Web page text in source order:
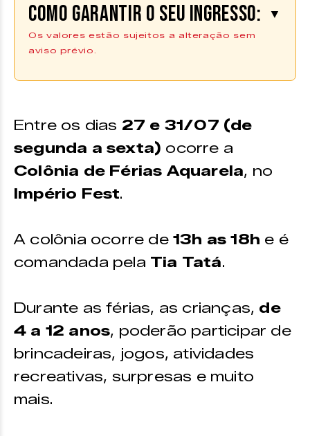
Como garantir o seu ingresso: ▼
Os valores estão sujeitos a alteração sem
aviso prévio.
Entre os dias 27 e 31/07 (de
segunda a sexta) ocorre a
Colônia de Férias Aquarela, no
Império Fest.
A colônia ocorre de 13h as 18h e é
comandada pela Tia Tatá.
Durante as férias, as crianças, de
4 a 12 anos, poderão participar de
brincadeiras, jogos, atividades
recreativas, surpresas e muito
mais.